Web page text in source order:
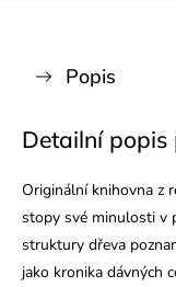
Popis
Detailní popis
Originální knihovna z
stopy své minulosti v
struktury dřeva
jako kronika dávných